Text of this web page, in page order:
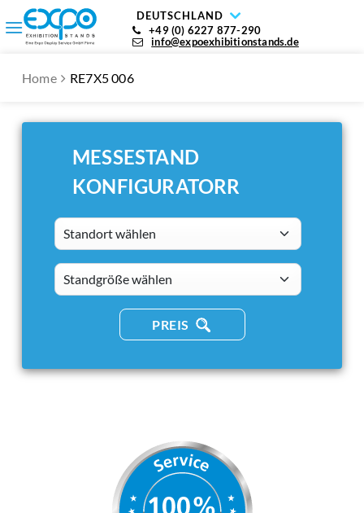
DEUTSCHLAND
+49 (0) 6227 877-290
info@expoexhibitionstands.de
Home RE7X5 006
MESSESTAND
KONFIGURATORR
Standort wählen
standsizes
PREIS